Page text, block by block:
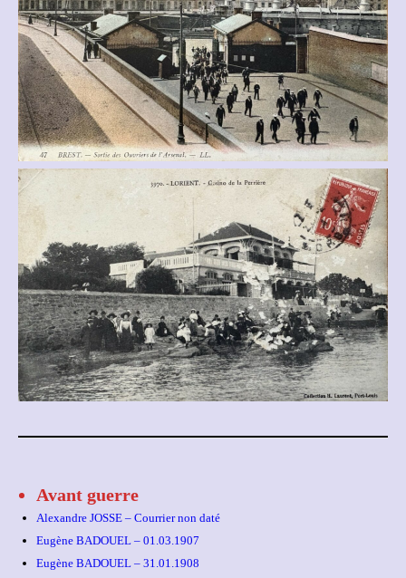
Avant guerre
Alexandre JOSSE – Courrier non daté
Eugène BADOUEL – 01.03.1907
Eugène BADOUEL – 31.01.1908